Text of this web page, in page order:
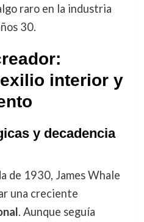
raro en la industria
30.
interior y
y decadencia
de 1930, James Whale
una creciente
. Aunque seguía